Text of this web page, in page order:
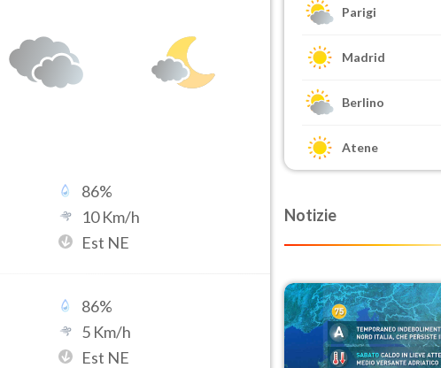
86%
10Km/h
Est NE
86%
5 Km/h
Est NE
Parigi
Madrid
Berlino
Atene
Notizie